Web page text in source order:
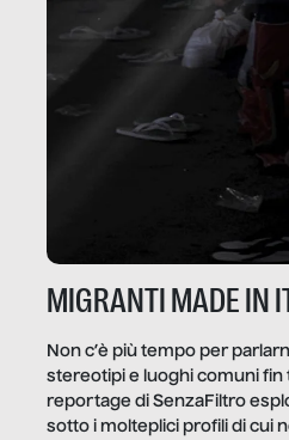
MIGRANTI MADE IN
Non c’è più tempo per
stereotipi e luoghi comuni
reportage di SenzaFiltro
sotto i molteplici profili di cui